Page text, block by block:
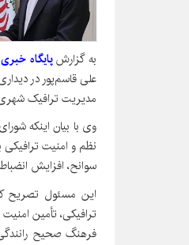
به گزارشپایگاه
علی قاسم‌پور در
مدیریت ترافیک
وی با بیان اینکه
نظم و امنیت
سوانح، افزایش
این مسئول تصریح
ترافیکی، تأمین
فرهنگ صحیح